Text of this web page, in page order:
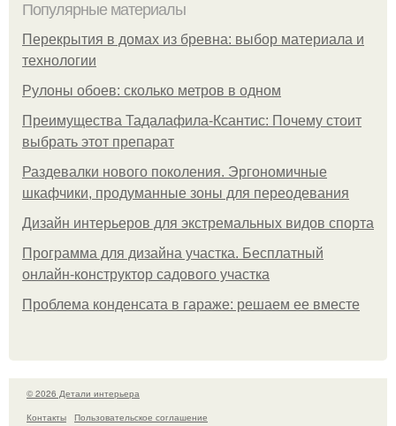
Популярные материалы
Перекрытия в домах из бревна: выбор материала и
технологии
Рулоны обоев: сколько метров в одном
Преимущества Тадалафила-Ксантис: Почему стоит
выбрать этот препарат
Раздевалки нового поколения. Эргономичные
шкафчики, продуманные зоны для переодевания
Дизайн интерьеров для экстремальных видов спорта
Программа для дизайна участка. Бесплатный
онлайн-конструктор садового участка
Проблема конденсата в гараже: решаем ее вместе
© 2026 Детали интерьера
Контакты
Пользовательское соглашение